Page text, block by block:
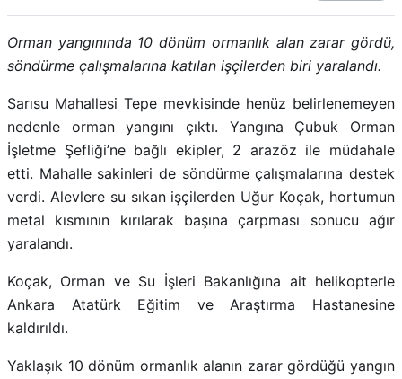
Orman yangınında 10 dönüm ormanlık alan zarar gördü,
söndürme çalışmalarına katılan işçilerden biri yaralandı.
Sarısu Mahallesi Tepe mevkisinde henüz belirlenemeyen
nedenle orman yangını çıktı. Yangına Çubuk Orman
İşletme Şefliği’ne bağlı ekipler, 2 arazöz ile müdahale
etti. Mahalle sakinleri de söndürme çalışmalarına destek
verdi. Alevlere su sıkan işçilerden Uğur Koçak, hortumun
metal kısmının kırılarak başına çarpması sonucu ağır
yaralandı.
Koçak, Orman ve Su İşleri Bakanlığına ait helikopterle
Ankara Atatürk Eğitim ve Araştırma Hastanesine
kaldırıldı.
Yaklaşık 10 dönüm ormanlık alanın zarar gördüğü yangın